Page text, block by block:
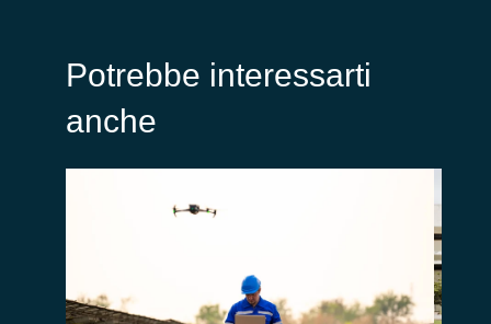
Potrebbe interessarti
anche